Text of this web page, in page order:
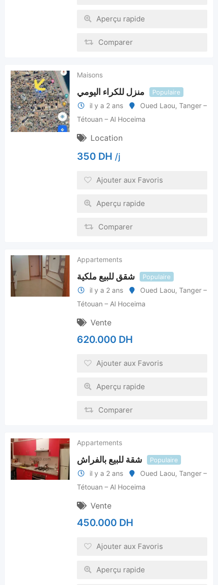
Aperçu rapide
Comparer
Maisons
منزل للكراء اليومي Populaire
il y a 2 ans Oued Laou, Tanger –
Tétouan – Al Hoceima
Location
350 DH /j
Ajouter aux Favoris
Aperçu rapide
Comparer
Appartements
شقق للبيع ملكية Populaire
il y a 2 ans Oued Laou, Tanger –
Tétouan – Al Hoceima
Vente
620.000 DH
Ajouter aux Favoris
Aperçu rapide
Comparer
Appartements
شقة للبيع بالفراش Populaire
il y a 2 ans Oued Laou, Tanger –
Tétouan – Al Hoceima
Vente
450.000 DH
Ajouter aux Favoris
Aperçu rapide